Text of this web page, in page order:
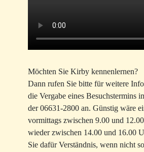
Möchten Sie Kirby kennenlernen?
Dann rufen Sie bitte für weitere
die Vergabe eines Besuchstermins
der 06631-2800 an. Günstig wäre
vormittags zwischen 9.00 und
wieder zwischen 14.00 und 16.00
Sie dafür Verständnis, wenn nicht